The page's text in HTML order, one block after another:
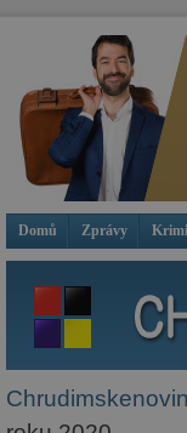
Domů Zprávy Krimi